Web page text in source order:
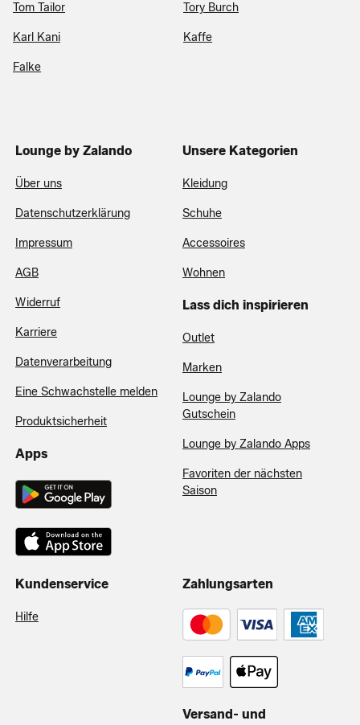
Tom Tailor Tory Burch
Karl Kani Kaffe
Falke
Lounge by Zalando
Über uns
Datenschutzerklärung
Impressum
AGB
Widerruf
Karriere
Datenverarbeitung
Eine Schwachstelle melden
Produktsicherheit
Apps
Unsere Kategorien
Kleidung
Schuhe
Accessoires
Wohnen
Lass dich inspirieren
Outlet
Marken
Lounge by Zalando
Gutschein
Lounge by Zalando Apps
Favoriten der nächsten
Saison
Kundenservice
Hilfe
Zahlungsarten
Versand- und